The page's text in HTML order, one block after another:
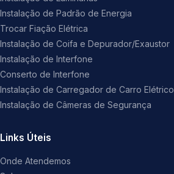
Instalação de Padrão de Energia
Trocar Fiação Elétrica
Instalação de Coifa e Depurador/Exaustor
Instalação de Interfone
Conserto de Interfone
Instalação de Carregador de Carro Elétrico
Instalação de Câmeras de Segurança
Links Úteis
Onde Atendemos